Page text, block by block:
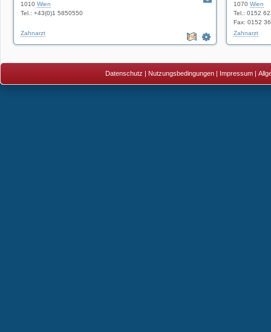
1010 Wien
Tel.: +43(0)1 5850550
Zahnarzt
1070 Wien
Tel.: 0152
Fax: 0152
Zahnarzt
Datenschutz | Nutzungsbedingungen | Impressum |